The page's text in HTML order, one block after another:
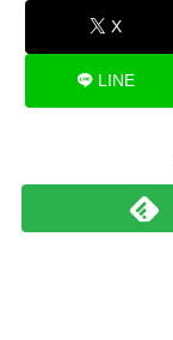
X
LINE